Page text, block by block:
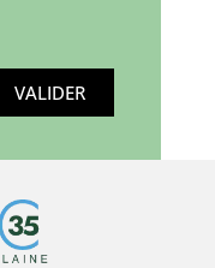
VALIDER